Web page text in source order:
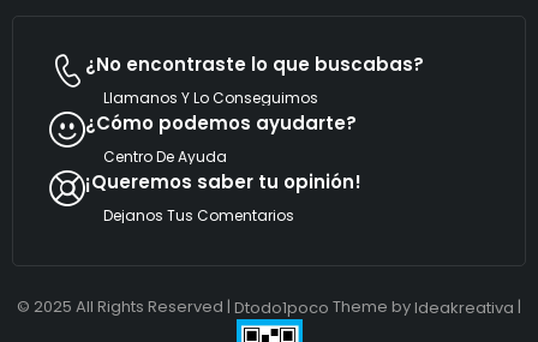
¿No encontraste lo que buscabas?
Llamanos Y Lo Conseguimos
¿Cómo podemos ayudarte?
Centro De Ayuda
¡Queremos saber tu opinión!
Dejanos Tus Comentarios
© 2025 All Rights Reserved | Dtodo1poco Theme by Ideakreativa |